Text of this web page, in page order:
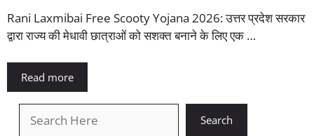
Rani Laxmibai Free Scooty Yojana 2026: उत्तर प्रदेश सरकार
द्वारा राज्य की मेधावी छात्राओं को सशक्त बनाने के लिए एक …
Read more
Search